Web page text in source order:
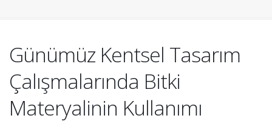
Günümüz Kentsel Tasarım
Çalışmalarında Bitki
Materyalinin Kullanımı